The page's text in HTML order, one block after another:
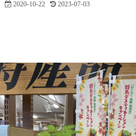
2020-10-22 2023-07-03